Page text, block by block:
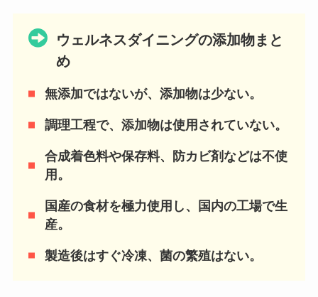
ウェルネスダイニングの添加物まと
め
無添加ではないが、添加物は少ない。
調理工程で、添加物は使用されていない。
合成着色料や保存料、防カビ剤などは不使
用。
国産の食材を極力使用し、国内の工場で生
産。
製造後はすぐ冷凍、菌の繁殖はない。